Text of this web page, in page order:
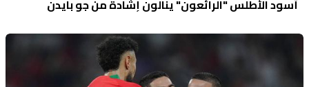
أسود الأطلس "الرائعون" ينالون إشادة من جو بايدن